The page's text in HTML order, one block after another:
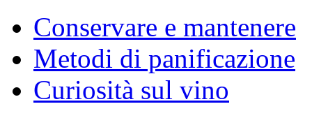
Conservare e mantenere
Metodi di panificazione
Curiosità sul vino